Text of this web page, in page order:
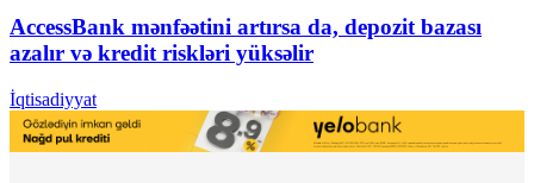
AccessBank mənfəətini artırsa da, depozit bazası
azalır və kredit riskləri yüksəlir
İqtisadiyyat